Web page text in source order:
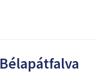
Bélapátfalva